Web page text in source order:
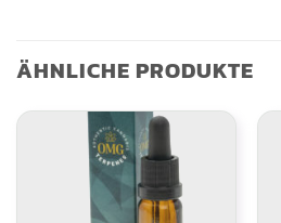
ÄHNLICHE PRODUKTE